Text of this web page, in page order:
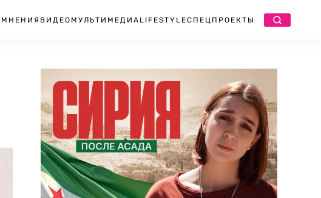
МНЕНИЯ ВИДЕО МУЛЬТИМЕДИА LIFESTYLEСПЕЦПРОЕКТЫ